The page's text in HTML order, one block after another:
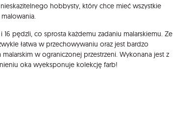
hobbysty, który chce mieć wszystkie
pędzli, co sprosta każdemu zadaniu malarskiemu. Ze
łatwa w przechowywaniu oraz jest bardzo
w ograniczonej przestrzeni. Wykonana jest z
oka wyeksponuje kolekcję farb!